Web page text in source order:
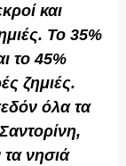
και
Το 35%
το 45%
ζημιές.
όλα τα
νησιά